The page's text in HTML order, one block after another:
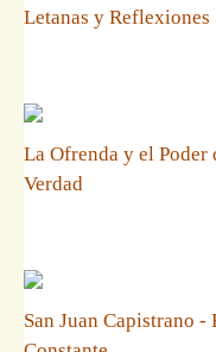
Letanas y Reflexiones
La Ofrenda y el Poder
Verdad
San Juan Capistrano -